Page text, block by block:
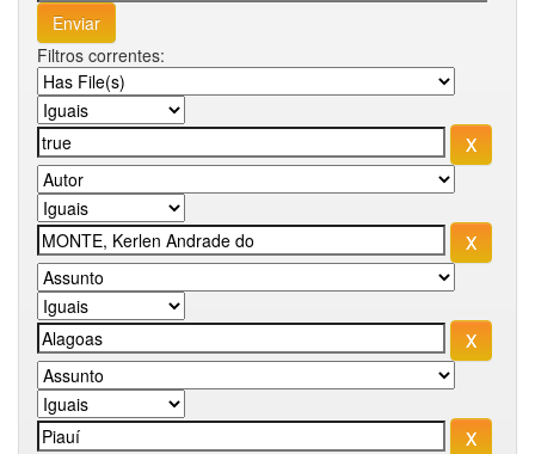
Filtros correntes: